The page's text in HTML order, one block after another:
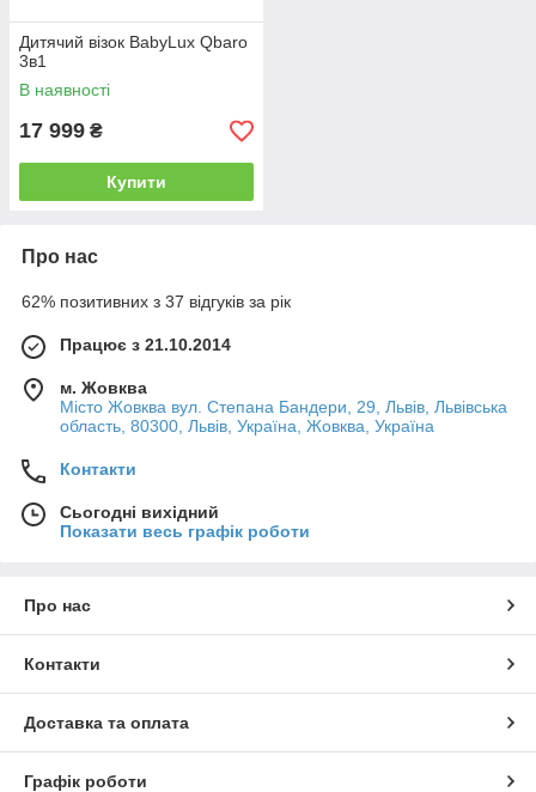
Дитячий візок BabyLux Qbaro
3в1
В наявності
17 999 ₴
Купити
Про нас
62% позитивних з 37 відгуків за рік
Працює з 21.10.2014
м. Жовква
Місто Жовква вул. Степана Бандери, 29, Львів, Львівська
область, 80300, Львів, Україна, Жовква, Україна
Контакти
Сьогодні вихідний
Показати весь графік роботи
Про нас
Контакти
Доставка та оплата
Графік роботи